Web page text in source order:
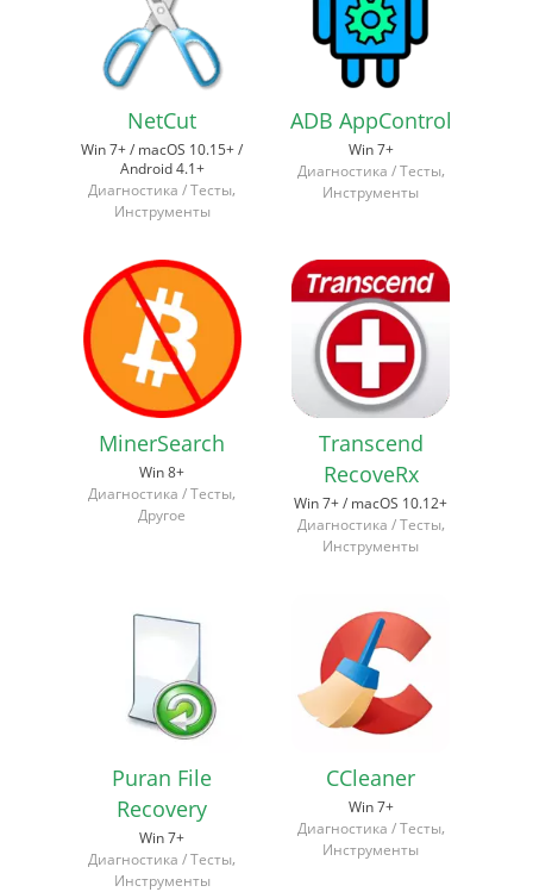
NetCut
Win 7+ / macOS 10.15+ /
Android 4.1+
Диагностика / Тесты,
Инструменты
ADB AppControl
Win 7+
Диагностика / Тесты,
Инструменты
MinerSearch
Win 8+
Диагностика / Тесты,
Другое
Transcend
RecoveRx
Win 7+ / macOS 10.12+
Диагностика / Тесты,
Инструменты
Puran File
Recovery
Win 7+
Диагностика / Тесты,
Инструменты
CCleaner
Win 7+
Диагностика / Тесты,
Инструменты